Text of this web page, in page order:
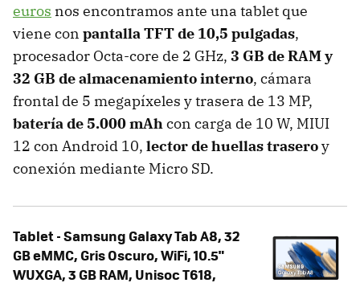
euros nos encontramos ante una tablet que
viene con pantalla TFT de 10,5 pulgadas,
procesador Octa-core de 2 GHz, 3 GB de RAM y
32 GB de almacenamiento interno, cámara
frontal de 5 megapíxeles y trasera de 13 MP,
batería de 5.000 mAhcon carga de 10 W, MIUI
12 con Android 10, lector de huellas traseroy
conexión mediante Micro SD.
Tablet - Samsung Galaxy Tab A8, 32
GB eMMC, Gris Oscuro, WiFi, 10.5"
WUXGA, 3 GB RAM, Unisoc T618,